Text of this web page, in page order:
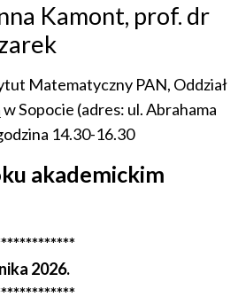
Kamont, prof. dr
Matematyczny PAN, Oddział
Sopocie (adres: ul. Abrahama
14.30-16.30
akademickim
2026.